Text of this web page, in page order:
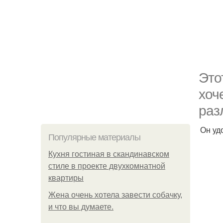
Популярные материалы
Кухня гостиная в скандинавском
стиле в проекте двухкомнатной
квартиры
Жена очень хотела завести собачку,
и что вы думаете.
Он